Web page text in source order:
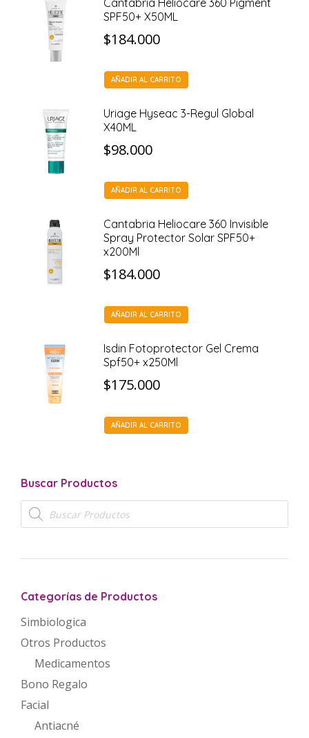
Cantabria Heliocare 360 Pigment
SPF50+ X50ML
$184.000
AÑADIR AL CARRITO
Uriage Hyseac 3-Regul Global
X40ML
$98.000
AÑADIR AL CARRITO
Cantabria Heliocare 360 Invisible
Spray Protector Solar SPF50+
x200Ml
$184.000
AÑADIR AL CARRITO
Isdin Fotoprotector Gel Crema
Spf50+ x250Ml
$175.000
AÑADIR AL CARRITO
Buscar Productos
Búsqueda
de
productos
Categorías de Productos
Simbiologica
Otros Productos
Medicamentos
Bono Regalo
Facial
Antiacné